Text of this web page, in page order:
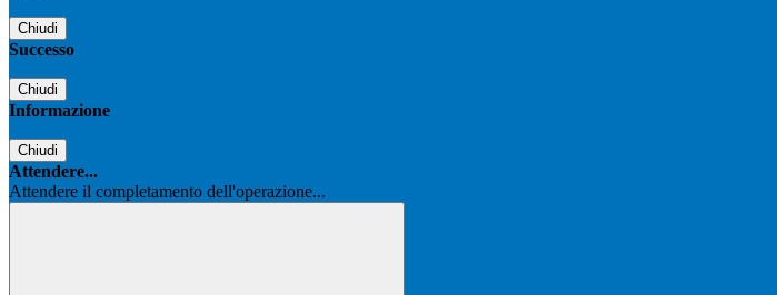
Chiudi
Successo
Chiudi
Informazione
Chiudi
Attendere...
Attendere il completamento dell'operazione...